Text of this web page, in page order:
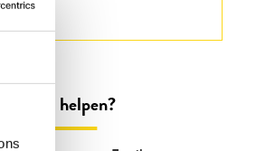
wij u helpen?